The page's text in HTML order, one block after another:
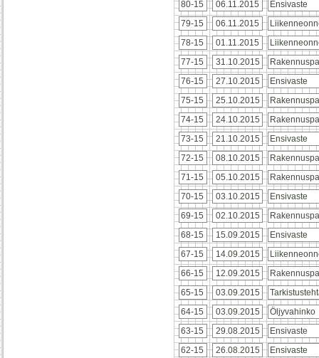
80-15 06.11.2015
Ensivaste
79-15
06.11.2015
78-15
01.11.2015
77-15
31.10.2015
76-15
27.10.2015
Ensivaste
75-15
25.10.2015
74-15
24.10.2015
73-15
21.10.2015
Ensivaste
72-15
08.10.2015
71-15
05.10.2015
70-15
03.10.2015
Ensivaste
69-15
02.10.2015
68-15
15.09.2015
Ensivaste
67-15
14.09.2015
66-15
12.09.2015
65-15
03.09.2015
64-15
03.09.2015
Öljyvahinko
63-15
29.08.2015
Ensivaste
62-15
26.08.2015
Ensivaste